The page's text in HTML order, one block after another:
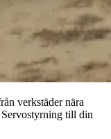
verkstäder nära
till din